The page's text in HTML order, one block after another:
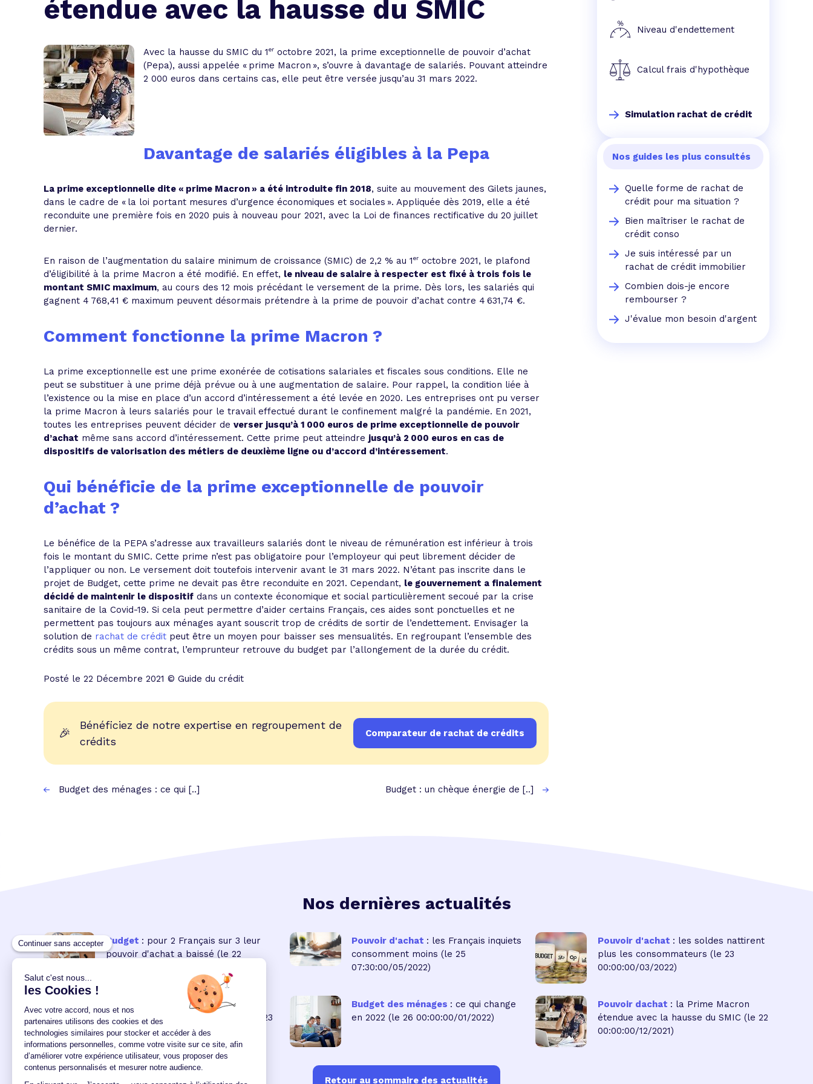
L'acte de vente et le remboursement
Toutes les simulations de prêt
immobilier
Profitez de notre expertise au meilleur taux !
Toutes les simulations de crédit conso
Trouvez votre prêt conso au meilleur taux !
Toutes les simulations de rachat de crédit
Bénéficiez de notre expertise en regroupement de crédits
étendue avec la hausse du SMIC
Avec la hausse du SMIC du 1er octobre 2021, la prime exceptionnelle de pouvoir d’achat
(Pepa), aussi appelée « prime Macron », s’ouvre à davantage de salariés. Pouvant atteindre
2 000 euros dans certains cas, elle peut être versée jusqu’au 31 mars 2022.
Davantage de salariés éligibles à la Pepa
La prime exceptionnelle dite « prime Macron » a été introduite fin 2018, suite au mouvement des Gilets jaunes,
dans le cadre de « la loi portant mesures d’urgence économiques et sociales ». Appliquée dès 2019, elle a été
reconduite une première fois en 2020 puis à nouveau pour 2021, avec la Loi de finances rectificative du 20 juillet
dernier.
En raison de l’augmentation du salaire minimum de croissance (SMIC) de 2,2 % au 1er octobre 2021, le plafond
d’éligibilité à la prime Macron a été modifié. En effet, le niveau de salaire à respecter est fixé à trois fois le
montant SMIC maximum, au cours des 12 mois précédant le versement de la prime. Dès lors, les salariés qui
gagnent 4 768,41 € maximum peuvent désormais prétendre à la prime de pouvoir d’achat contre 4 631,74 €.
Comment fonctionne la prime Macron ?
La prime exceptionnelle est une prime exonérée de cotisations salariales et fiscales sous conditions. Elle ne
peut se substituer à une prime déjà prévue ou à une augmentation de salaire. Pour rappel, la condition liée à
l’existence ou la mise en place d’un accord d’intéressement a été levée en 2020. Les entreprises ont pu verser
la prime Macron à leurs salariés pour le travail effectué durant le confinement malgré la pandémie. En 2021,
toutes les entreprises peuvent décider de verser jusqu’à 1 000 euros de prime exceptionnelle de pouvoir
d’achat même sans accord d’intéressement. Cette prime peut atteindre jusqu’à 2 000 euros en cas de
dispositifs de valorisation des métiers de deuxième ligne ou d’accord d’intéressement.
Qui bénéficie de la prime exceptionnelle de pouvoir
d’achat ?
Le bénéfice de la PEPA s’adresse aux travailleurs salariés dont le niveau de rémunération est inférieur à trois
fois le montant du SMIC. Cette prime n’est pas obligatoire pour l’employeur qui peut librement décider de
l’appliquer ou non. Le versement doit toutefois intervenir avant le 31 mars 2022. N’étant pas inscrite dans le
projet de Budget, cette prime ne devait pas être reconduite en 2021. Cependant, le gouvernement a finalement
décidé de maintenir le dispositif dans un contexte économique et social particulièrement secoué par la crise
sanitaire de la Covid-19. Si cela peut permettre d’aider certains Français, ces aides sont ponctuelles et ne
permettent pas toujours aux ménages ayant souscrit trop de crédits de sortir de l’endettement. Envisager la
solution de rachat de crédit peut être un moyen pour baisser ses mensualités. En regroupant l’ensemble des
crédits sous un même contrat, l’emprunteur retrouve du budget par l’allongement de la durée du crédit.
Posté le 22 Décembre 2021 © Guide du crédit
🎉
Bénéficiez de notre expertise en regroupement de
crédits
Comparateur de rachat de crédits
Budget des ménages : ce qui [..] Budget : un chèque énergie de [..]
Niveau d'endettement
Calcul frais d'hypothèque
Simulation rachat de crédit
Nos guides les plus consultés
Quelle forme de rachat de
crédit pour ma situation ?
Bien maîtriser le rachat de
crédit conso
Je suis intéressé par un
rachat de crédit immobilier
Combien dois-je encore
rembourser ?
J'évalue mon besoin d'argent
Nos dernières actualités
Budget : pour 2 Français sur 3 leur
pouvoir d'achat a baissé (le 22
Pouvoir d'achat : les Français inquiets
consomment moins (le 25
07:30:00/05/2022)
Pouvoir d'achat : les soldes nattirent
plus les consommateurs (le 23
00:00:00/03/2022)
: à quoi les ménages
doivent-ils s'attendre en 2022 ?
(le 23
00:00:00/02/2022)
Budget des ménages : ce qui change
en 2022 (le 26 00:00:00/01/2022)
Pouvoir dachat : la Prime Macron
étendue avec la hausse du SMIC (le 22
00:00:00/12/2021)
Retour au sommaire des actualités